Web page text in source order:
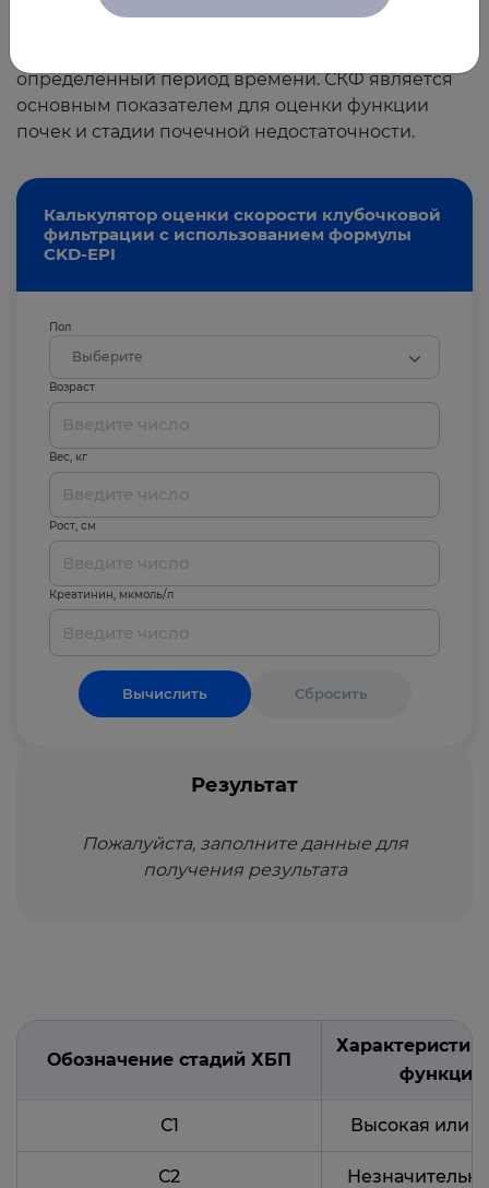
определенный период времени. СКФ является
основным показателем для оценки функции
почек и стадии почечной недостаточности.
Калькулятор оценки скорости клубочковой
фильтрации с использованием формулы
CKD-EPI
Пол
Выберите
Возраст
Вес, кг
Рост, см
Креатинин, мкмоль/л
Вычислить Сбросить
Результат
Пожалуйста, заполните данные для
получения результата
Обозначение стадий ХБП
функции
С1 Высокая или
С2